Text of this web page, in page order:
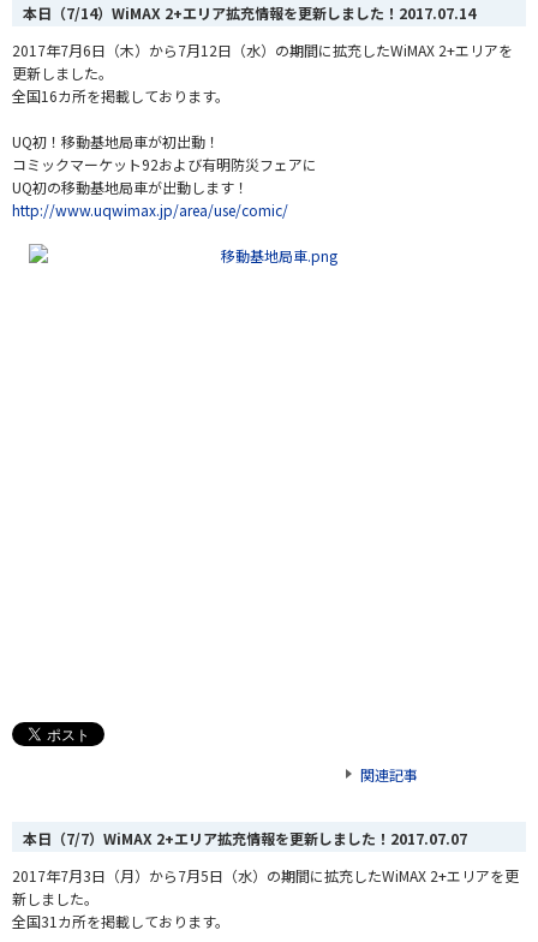
本日（7/14）WiMAX 2+エリア拡充情報を更新しました！ 2017.07.14
2017年7月6日（木）から7月12日（水）の期間に拡充したWiMAX 2+エリアを
更新しました。
全国16カ所を掲載しております。
UQ初！移動基地局車が初出動！
コミックマーケット92および有明防災フェアに
UQ初の移動基地局車が出動します！
http://www.uqwimax.jp/area/use/comic/
関連記事
本日（7/7）WiMAX 2+エリア拡充情報を更新しました！ 2017.07.07
2017年7月3日（月）から7月5日（水）の期間に拡充したWiMAX 2+エリアを更
新しました。
全国31カ所を掲載しております。